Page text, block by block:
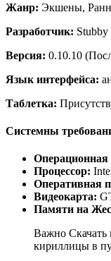
Жанр: Экшены,
Разработчик: Stubby
Версия: 0.10.10
Язык интерфейса:
Таблетка:
Системны
Операционная
Процессор:
Оперативная
Видеокарта:
Памяти на
Важно Скачать
кириллицы в